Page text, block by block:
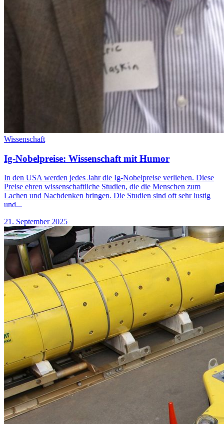
Wissenschaft
Ig-Nobelpreise: Wissenschaft mit Humor
In den USA werden jedes Jahr die Ig-Nobelpreise verliehen. Diese
Preise ehren wissenschaftliche Studien, die die Menschen zum
Lachen und Nachdenken bringen. Die Studien sind oft sehr lustig
und...
21. September 2025